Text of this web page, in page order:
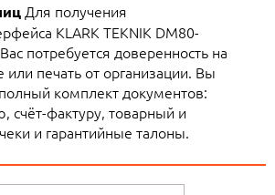
Для получения
KLARK TEKNIK DM80-
потребуется доверенность на
или печать от организации. Вы
комплект документов:
счёт-фактуру, товарный и
и гарантийные талоны.